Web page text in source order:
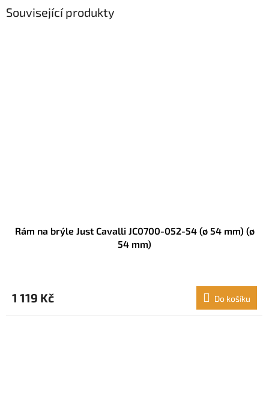
Související produkty
Rám na brýle Just Cavalli JC0700-052-54 (ø 54 mm) (ø
54 mm)
1 119 Kč Do košíku